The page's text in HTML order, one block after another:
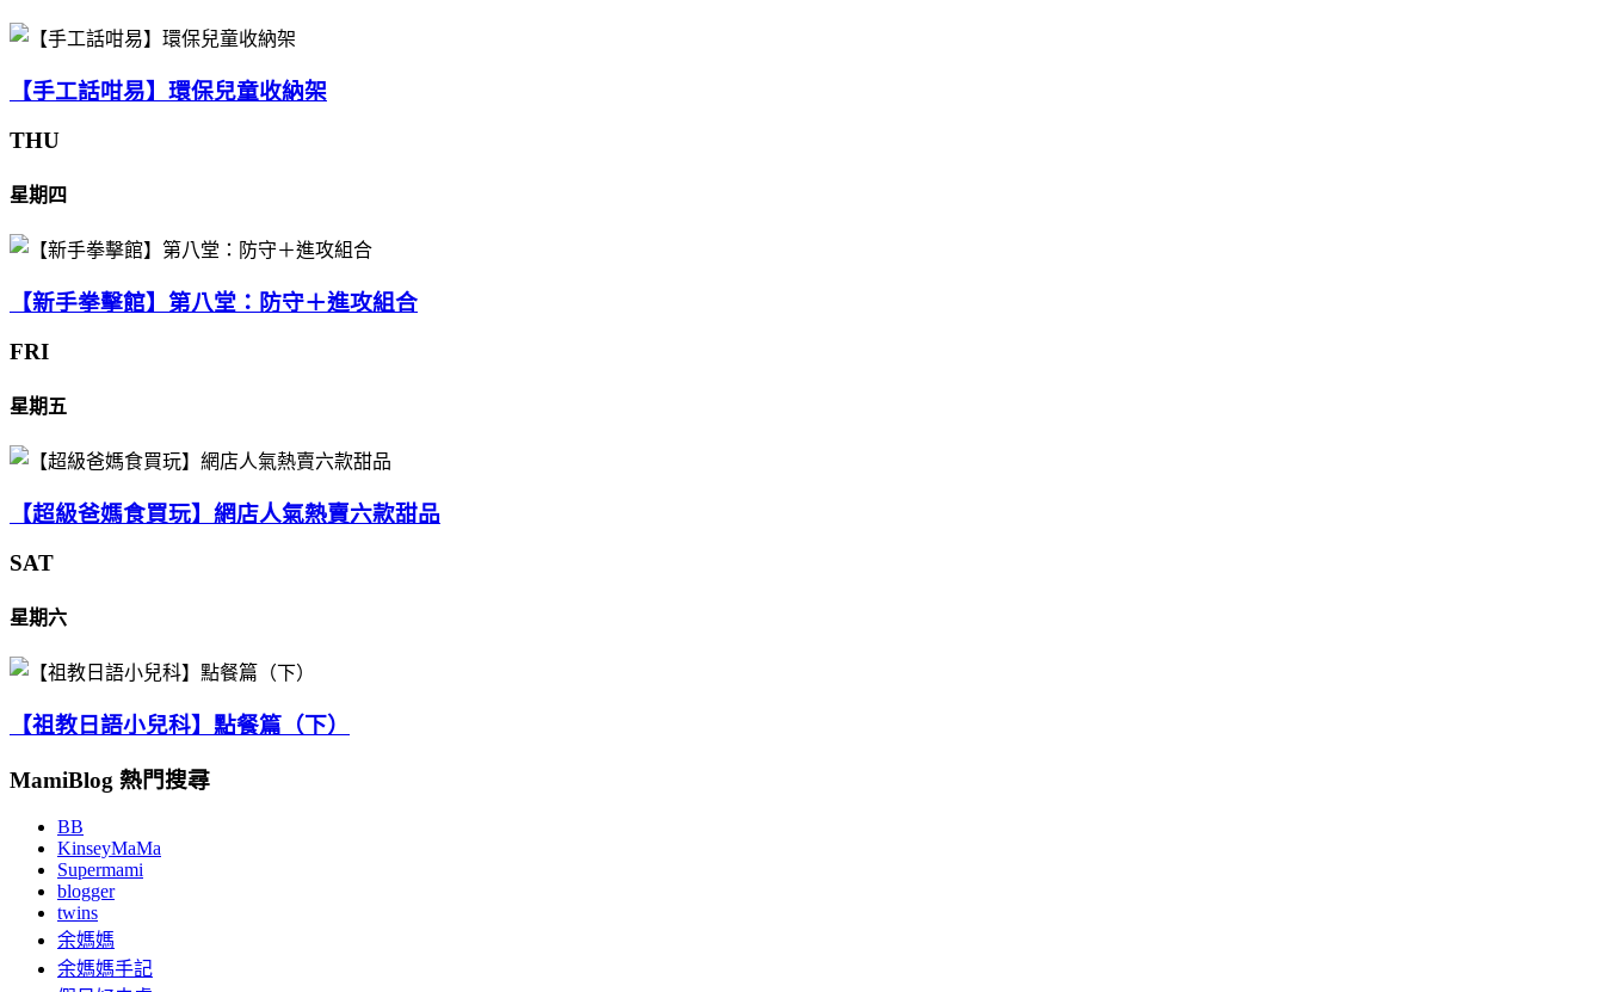
【手工話咁易】環保兒童收納架
THU
星期四
【新手拳擊館】第八堂：防守＋進攻組合
FRI
星期五
【超級爸媽食買玩】網店人氣熱賣六款甜品
SAT
星期六
【祖教日語小兒科】點餐篇（下）
MamiBlog 熱門搜尋
BB
KinseyMaMa
Supermami
blogger
twins
余媽媽
余媽媽手記